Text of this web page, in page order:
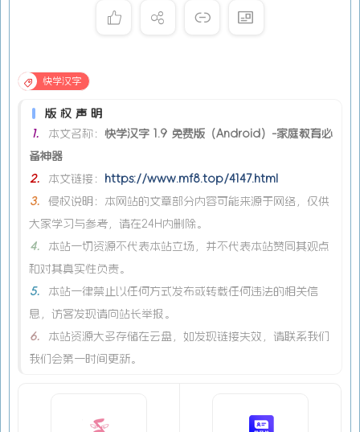
快学汉字
版权声明
1.
本文名称： 快学汉字 1.9 免费版（Android）-家庭教育必
备神器
2.
本文链接：
https://www.mf8.top/4147.html
3.
侵权说明：本网站的文章部分内容可能来源于网络，仅供
大家学习与参考，请在24H内删除。
4.
本站一切资源不代表本站立场，并不代表本站赞同其观点
和对其真实性负责。
5.
本站一律禁止以任何方式发布或转载任何违法的相关信
息，访客发现请向站长举报。
6.
本站资源大多存储在云盘，如发现链接失效，请联系我们
我们会第一时间更新。